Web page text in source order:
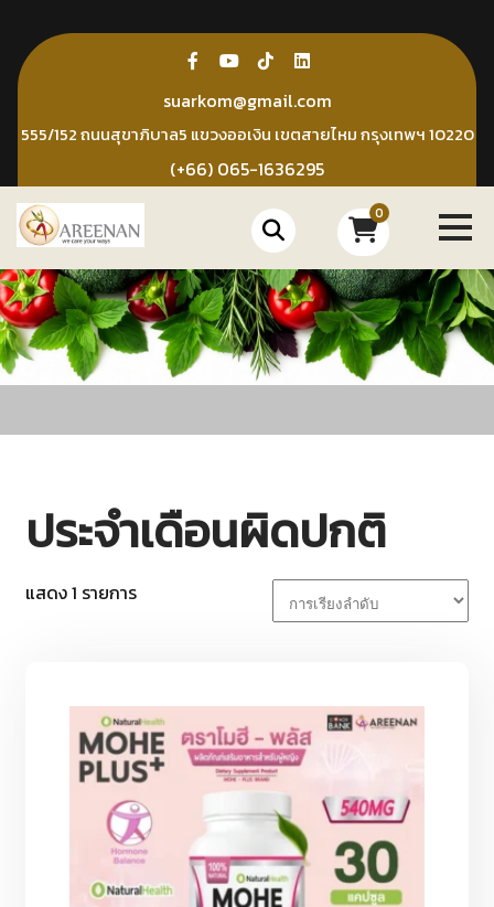
content
suarkom@gmail.com
555/152 ถนนสุขาภิบาล5 แขวงออเงิน เขตสายไหม กรุงเทพฯ 10220
(+66) 065-1636295
0
ประจำเดือนผิดปกติ
แสดง 1 รายการ